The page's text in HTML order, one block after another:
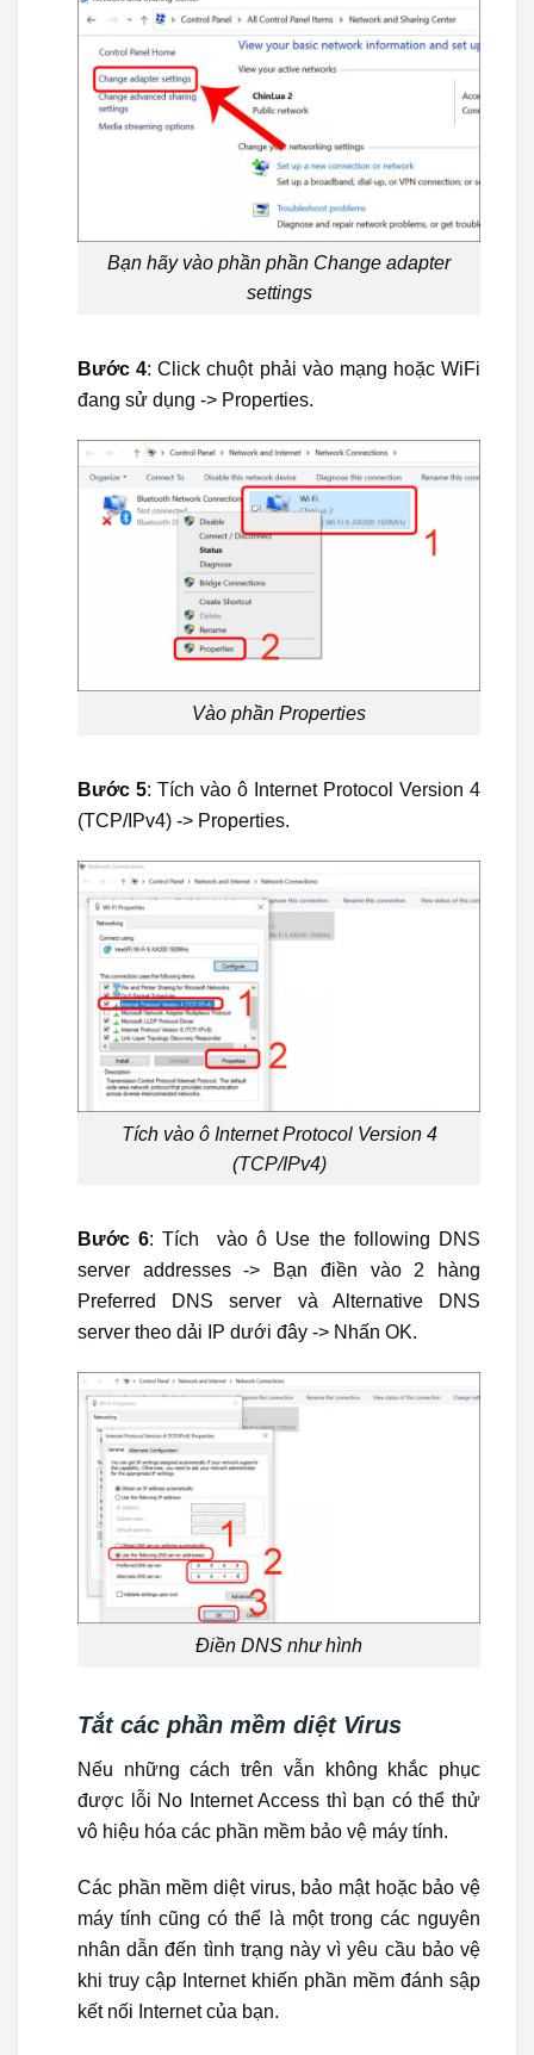
Bạn hãy vào phần phần Change adapter
settings
Bước 4: Click chuột phải vào mạng hoặc WiFi
đang sử dụng -> Properties.
Vào phần Properties
Bước 5: Tích vào ô Internet Protocol Version 4
(TCP/IPv4) -> Properties.
Tích vào ô Internet Protocol Version 4
(TCP/IPv4)
Bước 6: Tích vào ô Use the following DNS
server addresses -> Bạn điền vào 2 hàng
Preferred DNS server và Alternative DNS
server theo dải IP dưới đây -> Nhấn OK.
Điền DNS như hình
Tắt các phần mềm diệt Virus
Nếu những cách trên vẫn không khắc phục
được lỗi No Internet Access thì bạn có thể thử
vô hiệu hóa các phần mềm bảo vệ máy tính.
Các phần mềm diệt virus, bảo mật hoặc bảo vệ
máy tính cũng có thể là một trong các nguyên
nhân dẫn đến tình trạng này vì yêu cầu bảo vệ
khi truy cập Internet khiến phần mềm đánh sập
kết nối Internet của bạn.